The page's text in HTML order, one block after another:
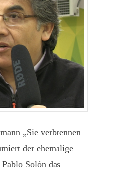
„Sie verbrennen
der ehemalige
Solón das